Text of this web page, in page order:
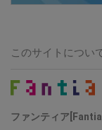
このサイトについ
ファンティア